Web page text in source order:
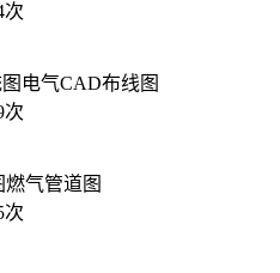
次
电气CAD布线图
次
气管道图
次